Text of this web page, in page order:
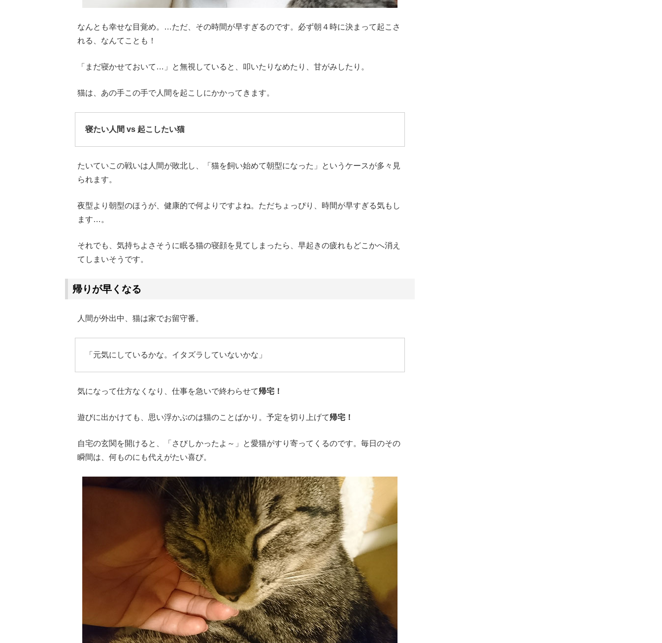
なんとも幸せな目覚め。…ただ、その時間が早すぎるのです。必ず朝４時に決まって起こさ
れる、なんてことも！
「まだ寝かせておいて…」と無視していると、叩いたりなめたり、甘がみしたり。
猫は、あの手この手で人間を起こしにかかってきます。
寝たい人間 vs 起こしたい猫
たいていこの戦いは人間が敗北し、「猫を飼い始めて朝型になった」というケースが多々見
られます。
夜型より朝型のほうが、健康的で何よりですよね。ただちょっぴり、時間が早すぎる気もし
ます…。
それでも、気持ちよさそうに眠る猫の寝顔を見てしまったら、早起きの疲れもどこかへ消え
てしまいそうです。
帰りが早くなる
人間が外出中、猫は家でお留守番。
「元気にしているかな。イタズラしていないかな」
気になって仕方なくなり、仕事を急いで終わらせて帰宅！
遊びに出かけても、思い浮かぶのは猫のことばかり。予定を切り上げて帰宅！
自宅の玄関を開けると、「さびしかったよ～」と愛猫がすり寄ってくるのです。毎日のその
瞬間は、何ものにも代えがたい喜び。